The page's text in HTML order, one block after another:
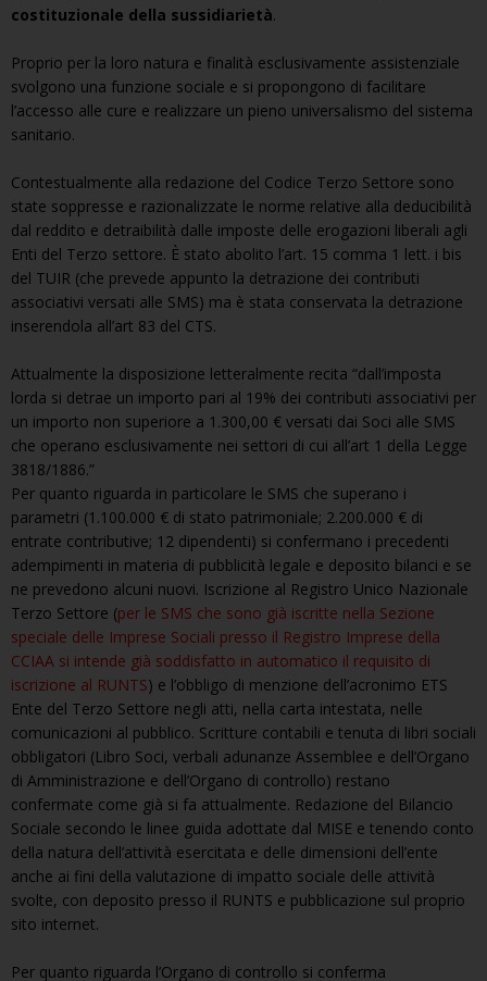
costituzionale della sussidiarietà.
Proprio per la loro natura e finalità esclusivamente assistenziale
svolgono una funzione sociale e si propongono di facilitare
l’accesso alle cure e realizzare un pieno universalismo del sistema
sanitario.
Contestualmente alla redazione del Codice Terzo Settore sono
state soppresse e razionalizzate le norme relative alla deducibilità
dal reddito e detraibilità dalle imposte delle erogazioni liberali agli
Enti del Terzo settore. È stato abolito l’art. 15 comma 1 lett. i bis
del TUIR (che prevede appunto la detrazione dei contributi
associativi versati alle SMS) ma è stata conservata la detrazione
inserendola all’art 83 del CTS.
Attualmente la disposizione letteralmente recita “dall’imposta
lorda si detrae un importo pari al 19% dei contributi associativi per
un importo non superiore a 1.300,00 € versati dai Soci alle SMS
che operano esclusivamente nei settori di cui all’art 1 della Legge
3818/1886.”
Per quanto riguarda in particolare le SMS che superano i
parametri (1.100.000 € di stato patrimoniale; 2.200.000 € di
entrate contributive; 12 dipendenti) si confermano i precedenti
adempimenti in materia di pubblicità legale e deposito bilanci e se
ne prevedono alcuni nuovi. Iscrizione al Registro Unico Nazionale
Terzo Settore (per le SMS che sono già iscritte nella Sezione
speciale delle Imprese Sociali presso il Registro Imprese della
CCIAA si intende già soddisfatto in automatico il requisito di
iscrizione al RUNTS) e l’obbligo di menzione dell’acronimo ETS
Ente del Terzo Settore negli atti, nella carta intestata, nelle
comunicazioni al pubblico. Scritture contabili e tenuta di libri sociali
obbligatori (Libro Soci, verbali adunanze Assemblee e dell’Organo
di Amministrazione e dell’Organo di controllo) restano
confermate come già si fa attualmente. Redazione del Bilancio
Sociale secondo le linee guida adottate dal MISE e tenendo conto
della natura dell’attività esercitata e delle dimensioni dell’ente
anche ai fini della valutazione di impatto sociale delle attività
svolte, con deposito presso il RUNTS e pubblicazione sul proprio
sito internet.
Per quanto riguarda l’Organo di controllo si conferma